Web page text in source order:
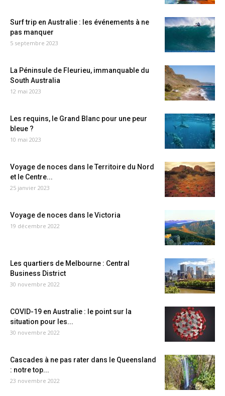
Surf trip en Australie : les événements à ne
pas manquer
5 septembre 2023
La Péninsule de Fleurieu, immanquable du
South Australia
12 mai 2023
Les requins, le Grand Blanc pour une peur
bleue ?
10 mai 2023
Voyage de noces dans le Territoire du Nord
et le Centre...
25 janvier 2023
Voyage de noces dans le Victoria
19 décembre 2022
Les quartiers de Melbourne : Central
Business District
30 novembre 2022
COVID-19 en Australie : le point sur la
situation pour les...
30 novembre 2022
Cascades à ne pas rater dans le Queensland
: notre top...
23 novembre 2022